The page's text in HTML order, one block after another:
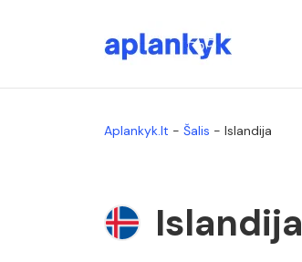
Aplankyk.lt - Šalis - Islandija
Islandija